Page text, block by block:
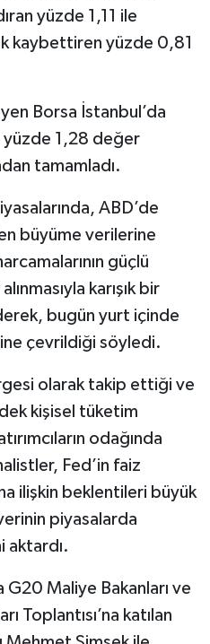
yüzde 1,11 ile
kaybettiren yüzde 0,81
Borsa İstanbul’da
yüzde 1,28 değer
tamamladı.
ABD’de
büyüme verilerine
güçlü
karışık bir
bugün yurt içinde
çevrildiği söyledi.
olarak takip ettiği ve
kişisel tüketim
odağında
Fed’in faiz
ilişkin beklentileri büyük
piyasalarda
aktardı.
Maliye Bakanları ve
Toplantısı’na katılan